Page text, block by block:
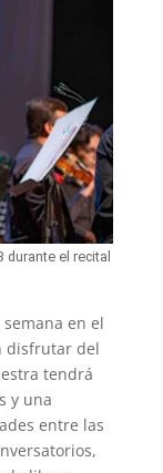
durante el recital
en el
disfrutar del
tendrá
y una
entre las